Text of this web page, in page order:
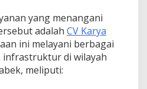
yang menangani
adalah CV Karya
ini melayani berbagai
infrastruktur di wilayah
meliputi: